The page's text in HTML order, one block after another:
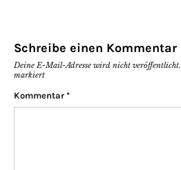
Schreibe einen Kommentar
Deine E-Mail-Adresse wird nicht veröffentlicht.
markiert
Kommentar *